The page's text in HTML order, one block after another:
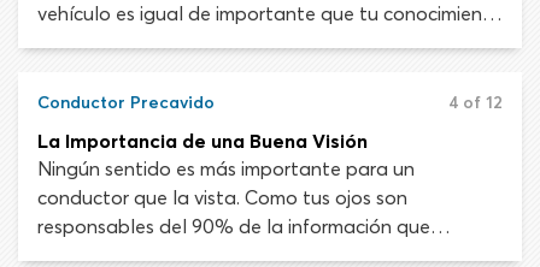
vehículo es igual de importante que tu conocimiento
de reglas de carretera y tus habilidades de control
habilidad importante que muchos pasan por alto al
aprender a manejar.
Conductor Precavido 4 of 12
La Importancia de una Buena Visión
Ningún sentido es más importante para un
conductor que la vista. Como tus ojos son
responsables del 90% de la información que
recibirás al conducir, una buena visión es esencial